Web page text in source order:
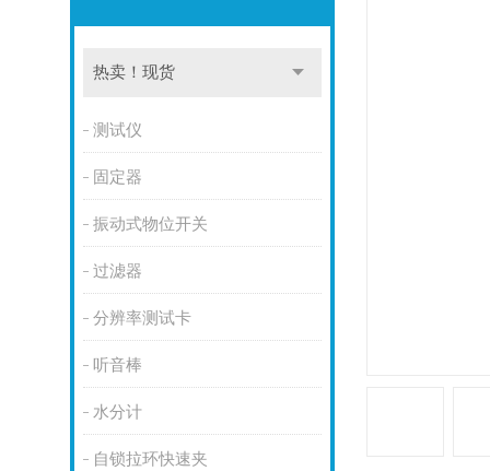
热卖！现货
测试仪
固定器
振动式物位开关
过滤器
分辨率测试卡
听音棒
水分计
自锁拉环快速夹